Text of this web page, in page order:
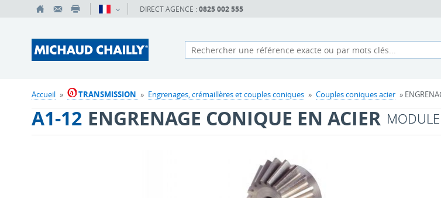
DIRECT AGENCE : 0825 002 555
Accueil » TRANSMISSION » Engrenages, crémaillères et couples coniques » Couples coniques acier »
A1-12 ENGRENAGE CONIQUE EN ACIER